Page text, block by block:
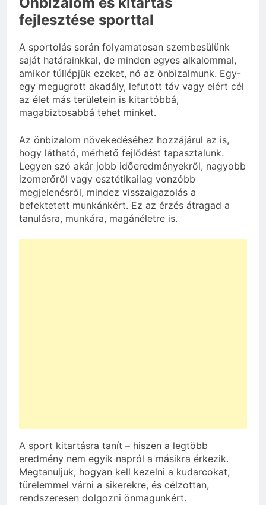
fejlesztése sporttal
A sportolás során folyamatosan szembesülünk
saját határainkkal, de minden egyes alkalommal,
amikor túllépjük ezeket, nő az önbizalmunk. Egy-
egy megugrott akadály, lefutott táv vagy elért cél
az élet más területein is kitartóbbá,
magabiztosabbá tehet minket.
Az önbizalom növekedéséhez hozzájárul az is,
hogy látható, mérhető fejlődést tapasztalunk.
Legyen szó akár jobb időeredményekről, nagyobb
izomerőről vagy esztétikailag vonzóbb
megjelenésről, mindez visszaigazolás a
befektetett munkánkért. Ez az érzés átragad a
tanulásra, munkára, magánéletre is.
A sport kitartásra tanít – hiszen a legtöbb
eredmény nem egyik napról a másikra érkezik.
Megtanuljuk, hogyan kell kezelni a kudarcokat,
türelemmel várni a sikerekre, és célzottan,
rendszeresen dolgozni önmagunkért.